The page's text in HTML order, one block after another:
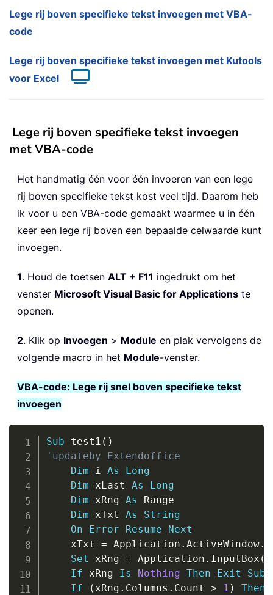
Lege rij boven specifieke tekst invoegen met VBA-
code
Lege rij boven specifieke tekst invoegen met Kutools
voor Excel
Lege rij boven specifieke tekst invoegen
met VBA-code
Het handmatig één voor één invoeren van een lege
rij boven specifieke tekst kost veel tijd. Daarom heb
ik voor u een VBA-code gemaakt waarmee u in één
keer een lege rij boven een bepaalde celwaarde kunt
invoegen.
1. Houd de toetsen ALT + F11 ingedrukt om het
venster Microsoft Visual Basic for Applications te
openen.
2. Klik op Invoegen > Module en plak vervolgens de
volgende macro in het Module-venster.
VBA-code: Lege rij snel boven specifieke tekst
invoegen
Sub test1 ( )
'updateby Extendoffice
Dim i As
Long
Dim xLast As
Long
Dim xRng As Range
Dim xTxt As
String
On
Error Resume
Next
    xTxt
= Application . ActiveWindow.
Set xRng = Application . InputBox (
If xRng Is Nothing Then Exit
Sub
If
( xRng . Columns . Count > 1 )
Then